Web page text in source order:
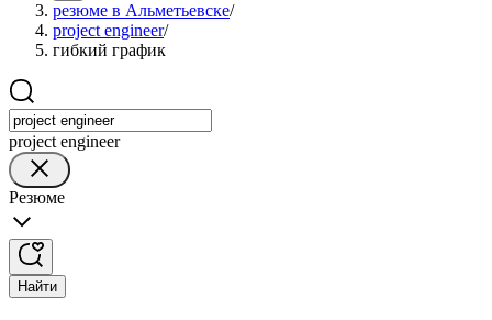
резюме в Альметьевске/
project engineer/
гибкий график
project engineer
Резюме
Найти